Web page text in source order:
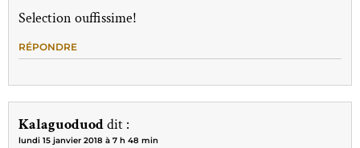
Selection ouffissime!
RÉPONDRE
Kalaguoduoddit :
lundi 15 janvier 2018 à 7 h 48 min